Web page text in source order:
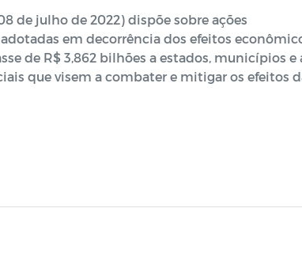
de julho de 2022) dispõe sobre ações
em decorrência dos efeitos
de R$ 3,862 bilhões a estados, municípios e
que visem a combater e mitigar os efeitos